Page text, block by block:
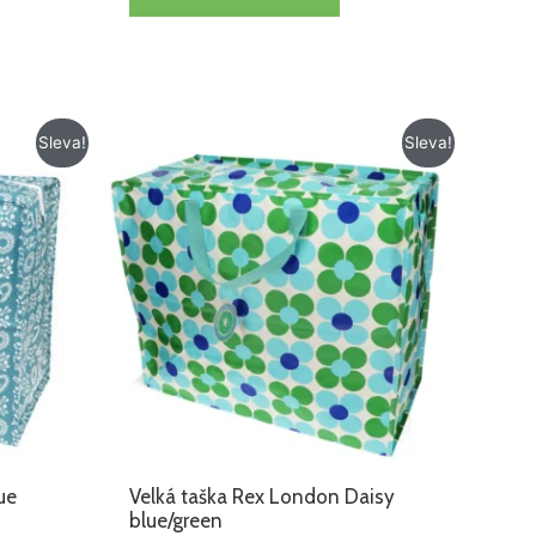
Sleva! Sleva!
Velká taška Rex London Daisy
blue/green
cena
byla:
229 Kč.
cena
je:
179 Kč.